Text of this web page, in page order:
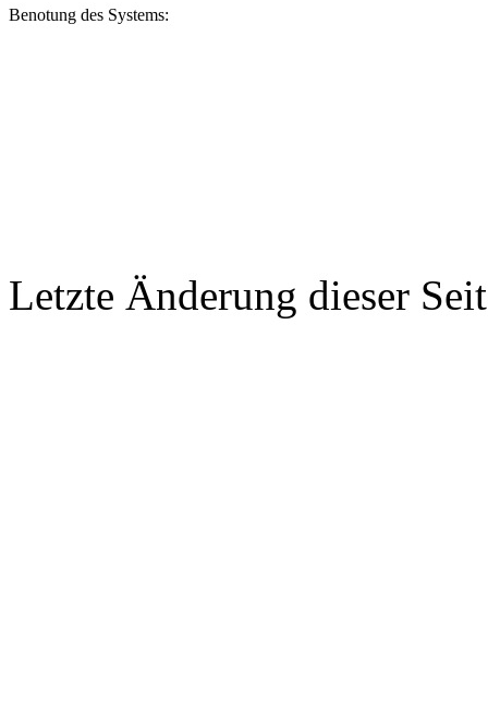
Benotung des Systems:
Letzte Änderung dieser